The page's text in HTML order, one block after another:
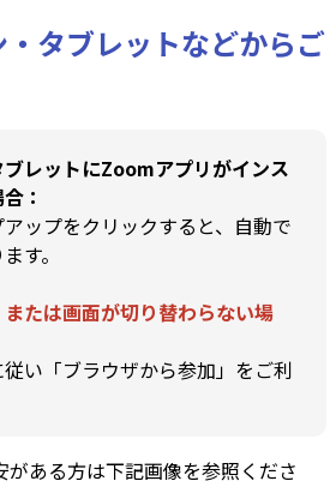
タブレットなどからご
レットにZoomアプリがインス
：
ップをクリックすると、自動で
す。
たは画面が切り替わらない場
い「ブラウザから参加」をご利
がある方は下記画像を参照くださ